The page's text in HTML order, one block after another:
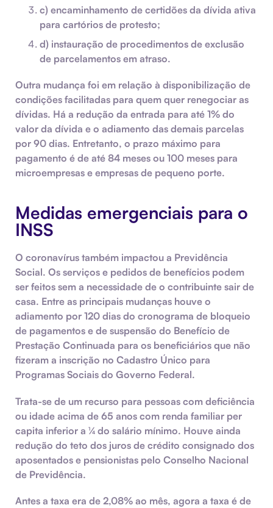
c) encaminhamento de certidões da dívida ativa
para cartórios de protesto;
d) instauração de procedimentos de exclusão
de parcelamentos em atraso.
Outra mudança foi em relação à disponibilização de
condições facilitadas para quem quer renegociar as
dívidas. Há a redução da entrada para até 1% do
valor da dívida e o adiamento das demais parcelas
por 90 dias. Entretanto, o prazo máximo para
pagamento é de até 84 meses ou 100 meses para
microempresas e empresas de pequeno porte.
Medidas emergenciais para o
INSS
O coronavírus também impactou a Previdência
Social. Os serviços e pedidos de benefícios podem
ser feitos sem a necessidade de o contribuinte sair de
casa. Entre as principais mudanças houve o
adiamento por 120 dias do cronograma de bloqueio
de pagamentos e de suspensão do Benefício de
Prestação Continuada para os beneficiários que não
fizeram a inscrição no Cadastro Único para
Programas Sociais do Governo Federal.
Trata-se de um recurso para pessoas com deficiência
ou idade acima de 65 anos com renda familiar per
capita inferior a ¼ do salário mínimo. Houve ainda
redução do teto dos juros de crédito consignado dos
aposentados e pensionistas pelo Conselho Nacional
de Previdência.
Antes a taxa era de 2,08% ao mês, agora a taxa é de